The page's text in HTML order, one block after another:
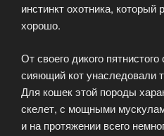
инстинкт охотника, который
хорошо.
От своего дикого
сияющий кот унаследовали
Для кошек этой породы
скелет, с мощными
и на протяжении всего